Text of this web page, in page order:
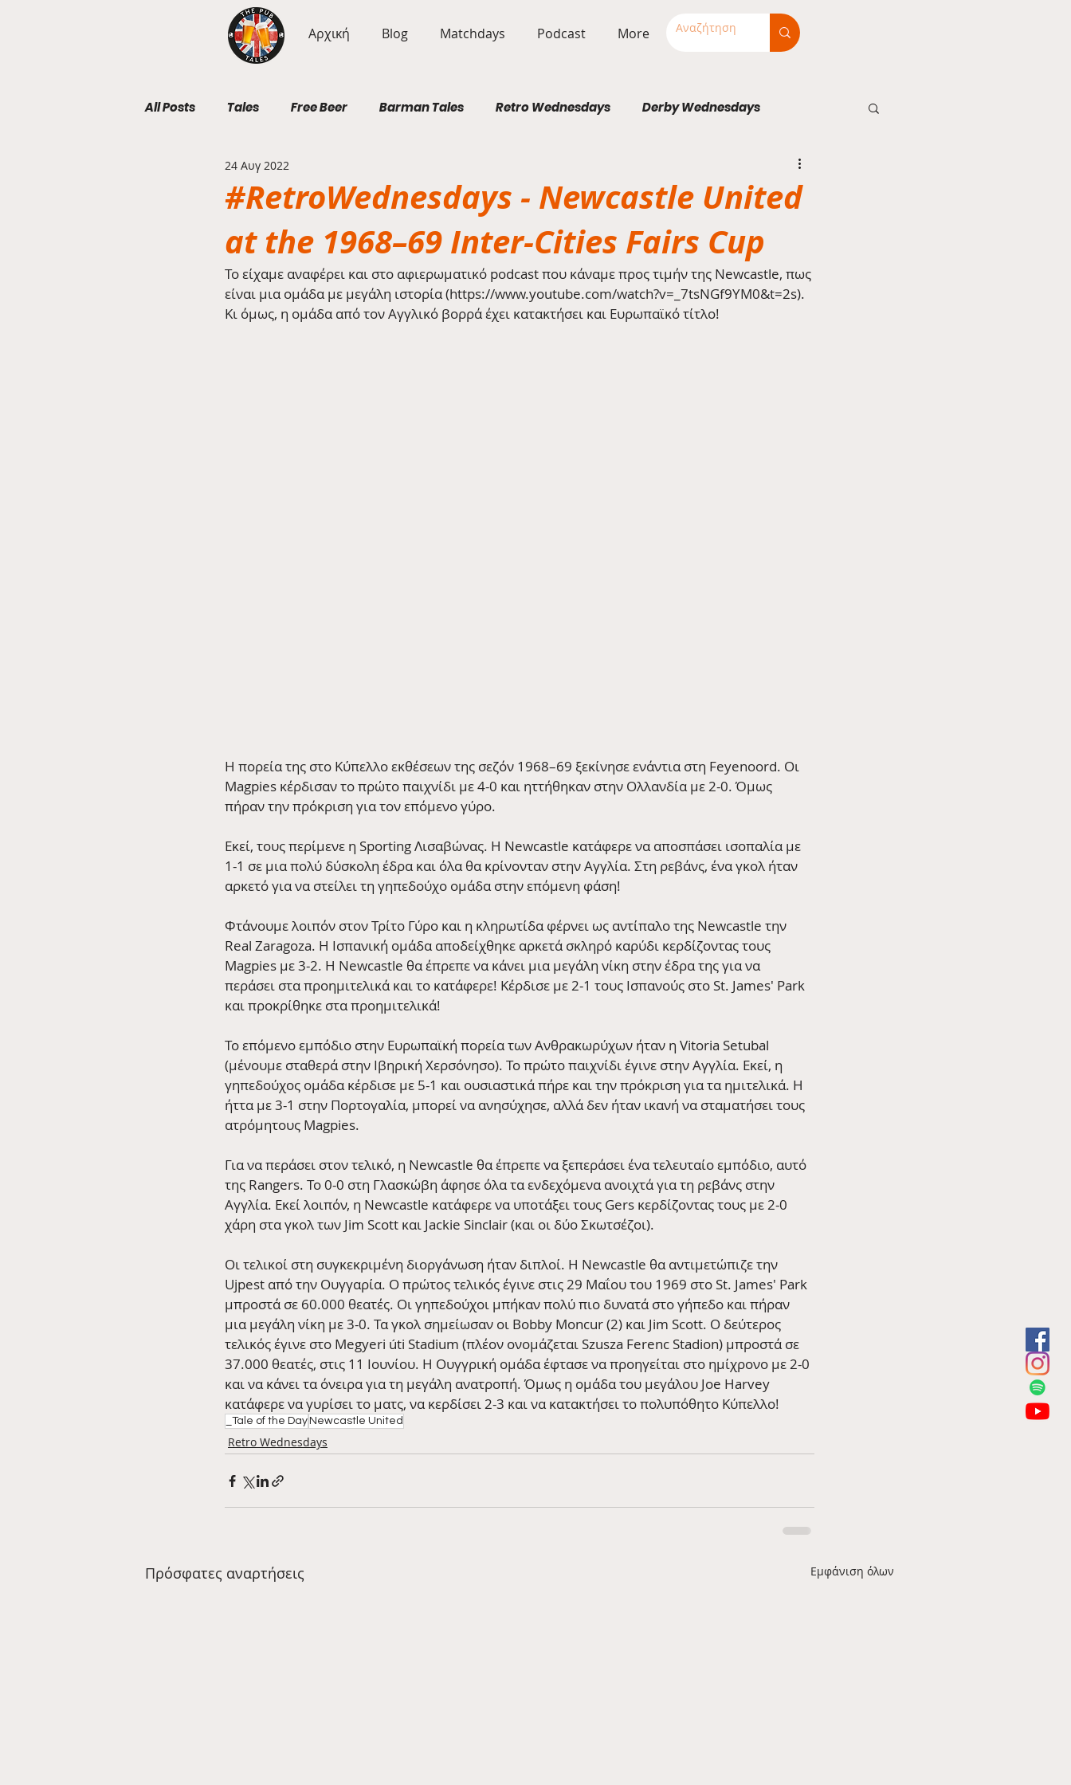
Αρχική Blog Matchdays Podcast More
All Posts Tales Free Beer Barman Tales Retro Wednesdays Derby Wednesdays
Geography Wednesdays
#RetroWednesdays - Newcastle United
at the 1968–69 Inter-Cities Fairs Cup
24 Αυγ 2022
Το είχαμε αναφέρει και στο αφιερωματικό podcast που κάναμε προς τιμήν της Newcastle, πως
είναι μια ομάδα με μεγάλη ιστορία (https://www.youtube.com/watch?v=_7tsNGf9YM0&t=2s).
Κι όμως, η ομάδα από τον Αγγλικό βορρά έχει κατακτήσει και Ευρωπαϊκό τίτλο!
Η πορεία της στο Κύπελλο εκθέσεων της σεζόν 1968–69 ξεκίνησε ενάντια στη Feyenoord. Οι
Magpies κέρδισαν το πρώτο παιχνίδι με 4-0 και ηττήθηκαν στην Ολλανδία με 2-0. Όμως
πήραν την πρόκριση για τον επόμενο γύρο.
Εκεί, τους περίμενε η Sporting Λισαβώνας. Η Newcastle κατάφερε να αποσπάσει ισοπαλία με
1-1 σε μια πολύ δύσκολη έδρα και όλα θα κρίνονταν στην Αγγλία. Στη ρεβάνς, ένα γκολ ήταν
αρκετό για να στείλει τη γηπεδούχο ομάδα στην επόμενη φάση!
Φτάνουμε λοιπόν στον Τρίτο Γύρο και η κληρωτίδα φέρνει ως αντίπαλο της Newcastle την
Real Zaragoza. Η Ισπανική ομάδα αποδείχθηκε αρκετά σκληρό καρύδι κερδίζοντας τους
Magpies με 3-2. Η Newcastle θα έπρεπε να κάνει μια μεγάλη νίκη στην έδρα της για να
περάσει στα προημιτελικά και το κατάφερε! Κέρδισε με 2-1 τους Ισπανούς στο St. James' Park
και προκρίθηκε στα προημιτελικά!
Το επόμενο εμπόδιο στην Ευρωπαϊκή πορεία των Ανθρακωρύχων ήταν η Vitoria Setubal
(μένουμε σταθερά στην Ιβηρική Χερσόνησο). Το πρώτο παιχνίδι έγινε στην Αγγλία. Εκεί, η
γηπεδούχος ομάδα κέρδισε με 5-1 και ουσιαστικά πήρε και την πρόκριση για τα ημιτελικά. Η
ήττα με 3-1 στην Πορτογαλία, μπορεί να ανησύχησε, αλλά δεν ήταν ικανή να σταματήσει τους
ατρόμητους Magpies.
Για να περάσει στον τελικό, η Newcastle θα έπρεπε να ξεπεράσει ένα τελευταίο εμπόδιο, αυτό
της Rangers. To 0-0 στη Γλασκώβη άφησε όλα τα ενδεχόμενα ανοιχτά για τη ρεβάνς στην
Αγγλία. Εκεί λοιπόν, η Newcastle κατάφερε να υποτάξει τους Gers κερδίζοντας τους με 2-0
χάρη στα γκολ των Jim Scott και Jackie Sinclair (και οι δύο Σκωτσέζοι).
Οι τελικοί στη συγκεκριμένη διοργάνωση ήταν διπλοί. Η Newcastle θα αντιμετώπιζε την
Ujpest από την Ουγγαρία. Ο πρώτος τελικός έγινε στις 29 Μαΐου του 1969 στο St. James' Park
μπροστά σε 60.000 θεατές. Οι γηπεδούχοι μπήκαν πολύ πιο δυνατά στο γήπεδο και πήραν
μια μεγάλη νίκη με 3-0. Τα γκολ σημείωσαν οι Bobby Moncur (2) και Jim Scott. Ο δεύτερος
τελικός έγινε στο Megyeri úti Stadium (πλέον ονομάζεται Szusza Ferenc Stadion) μπροστά σε
37.000 θεατές, στις 11 Ιουνίου. Η Ουγγρική ομάδα έφτασε να προηγείται στο ημίχρονο με 2-0
και να κάνει τα όνειρα για τη μεγάλη ανατροπή. Όμως η ομάδα του μεγάλου Joe Harvey
κατάφερε να γυρίσει το ματς, να κερδίσει 2-3 και να κατακτήσει το πολυπόθητο Κύπελλο!
_Tale of the Day Newcastle United
Retro Wednesdays
Πρόσφατες αναρτήσεις Εμφάνιση όλων